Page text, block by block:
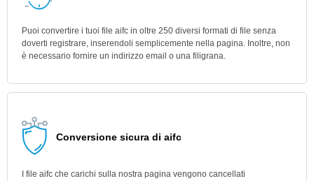
Puoi convertire i tuoi file aifc in oltre 250 diversi formati di file senza
doverti registrare, inserendoli semplicemente nella pagina. Inoltre, non
è necessario fornire un indirizzo email o una filigrana.
Conversione sicura di aifc
I file aifc che carichi sulla nostra pagina vengono cancellati